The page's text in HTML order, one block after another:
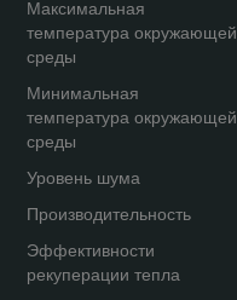
Максимальная
температура окружающей
среды
Минимальная
температура окружающей
среды
Уровень шума
Производительность
Эффективности
рекуперации тепла